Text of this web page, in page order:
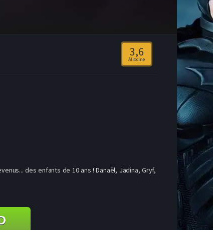
3,6
Allocine
des enfants de 10 ans ! Danaël, Jadina, Gryf,